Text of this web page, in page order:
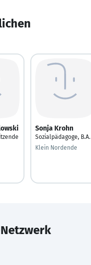
Sonja Krohn
Sozialpädagoge, B.A.
Klein Nordende
Netzwerk